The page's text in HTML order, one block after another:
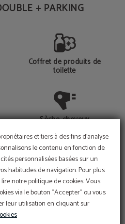
et tiers à des fins d'analyse
le contenu en fonction de
personnalisées basées sur un
habitudes de navigation. Pour plus
notre politique de cookies. Vous
via le bouton "Accepter" ou vous
leur utilisation en cliquant sur
+ PARKING
Coffret de produits de
toilette
Sèche-cheveux
Téléphone
PLUS
PROMOTION
de réduction
SUR NOTRE SITE OFFICIEL